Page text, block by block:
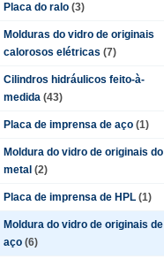
Placa do ralo (3)
Molduras do vidro de originais
calorosos elétricas (7)
Cilindros hidráulicos feito-à-
medida (43)
Placa de imprensa de aço (1)
Moldura do vidro de originais do
metal (2)
Placa de imprensa de HPL (1)
Moldura do vidro de originais de
aço (6)